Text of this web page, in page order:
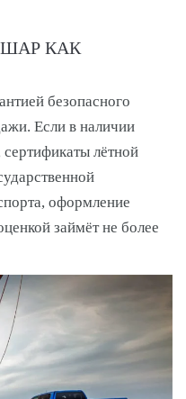
КАК
безопасного
Если в наличии
лётной
оформление
займёт не более